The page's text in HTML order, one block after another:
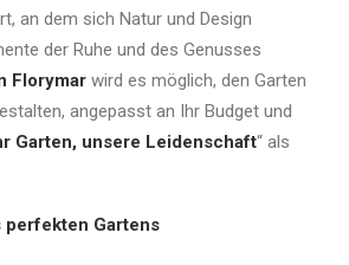
an dem sich Natur und Design
der Ruhe und des Genusses
Florymar wird es möglich, den Garten
angepasst an Ihr Budget und
Garten, unsere Leidenschaft“ als
perfekten Gartens